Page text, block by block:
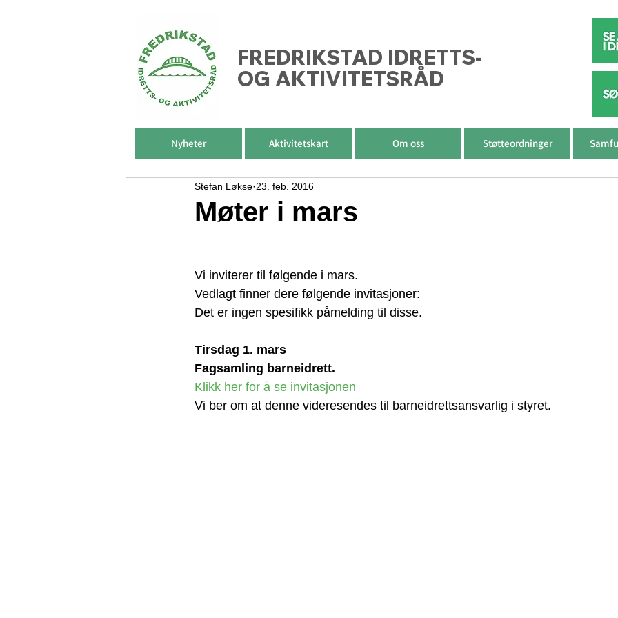
FREDRIKSTAD IDRETTS-
OG AKTIVITETSRÅD
Nyheter Aktivitetskart Om oss Støtteordninger
Møter i mars
Stefan Løkse 23. feb. 2016
Vi inviterer til følgende i mars.
Vedlagt finner dere følgende invitasjoner:
Det er ingen spesifikk påmelding til disse.
Tirsdag 1. mars
Fagsamling barneidrett.
Klikk her for å se invitasjonen
Vi ber om at denne videresendes til barneidrettsansvarlig i styret.